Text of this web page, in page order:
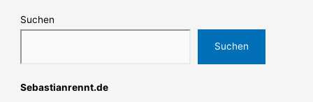
Suchen
Suchen
Sebastianrennt.de